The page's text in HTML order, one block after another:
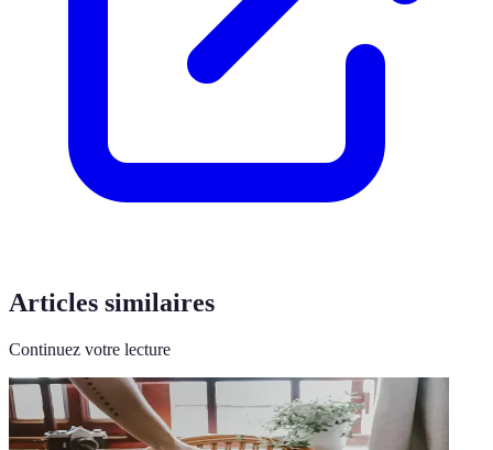
Articles similaires
Continuez votre lecture